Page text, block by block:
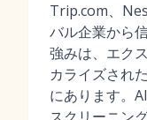
Trip.com、
バル企業から
強みは、エク
カライズされ
にあります。